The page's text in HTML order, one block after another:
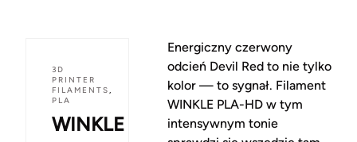
3D
PRINTER
FILAMENTS,
PLA
WINKLE
Energiczny czerwony
odcień Devil Red to nie tylko
kolor — to sygnał. Filament
WINKLE PLA-HD w tym
intensywnym tonie